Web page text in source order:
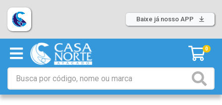
Baixe já nosso APP
0